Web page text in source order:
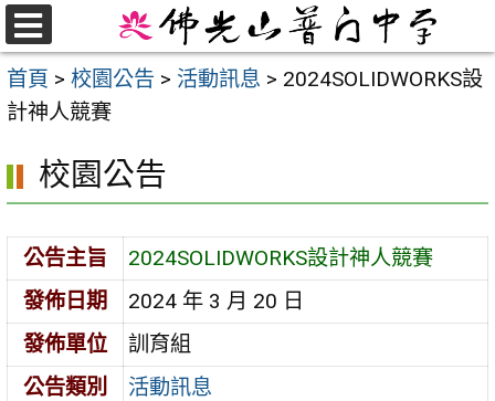
跳
至
主
要
首頁 > 校園公告 > 活動訊息 > 2024SOLIDWORKS設
計神人競賽
校園公告
公告主旨
2024SOLIDWORKS設計神人競賽
發佈日期
2024 年 3 月 20 日
發佈單位
訓育組
公告類別
活動訊息
選
單